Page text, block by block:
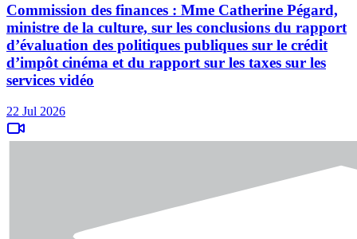
Commission des finances : Mme Catherine Pégard,
ministre de la culture, sur les conclusions du rapport
d’évaluation des politiques publiques sur le crédit
d’impôt cinéma et du rapport sur les taxes sur les
services vidéo
22 Jul 2026